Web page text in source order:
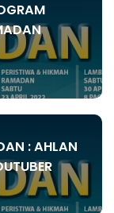
: AHLAN